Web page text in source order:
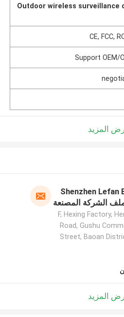
Outdoor wireless surveillance
CE, FCC,
Support OEM/
المزيد
Shenzhen Lefan
2 / F, Hexing Factory,
Road, Gushu
Street, Baoan
المزيد